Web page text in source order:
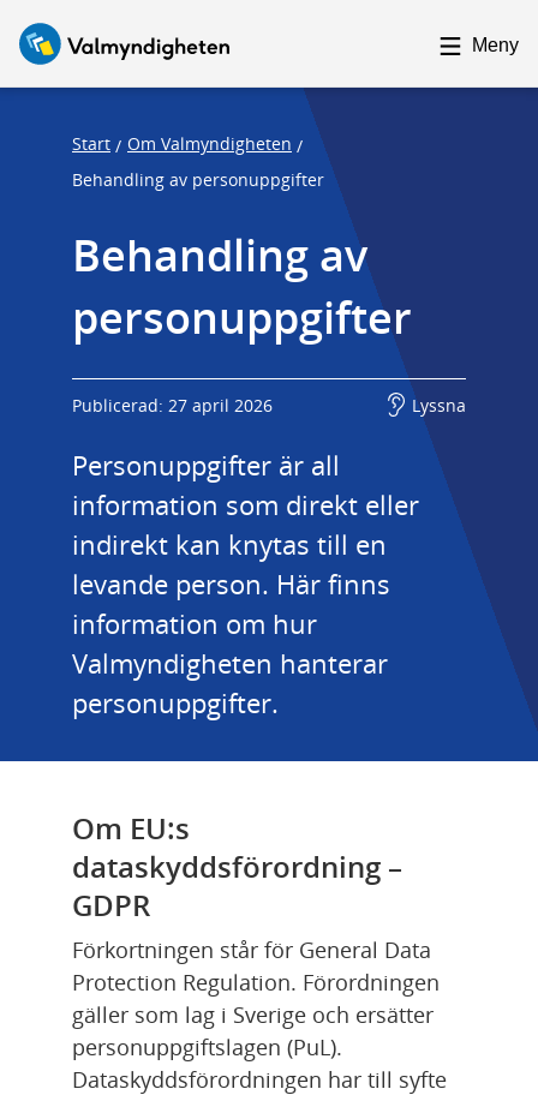
Meny
Start / Om Valmyndigheten /
Behandling av personuppgifter
Behandling av
personuppgifter
Publicerad: 27 april 2026 Lyssna
Personuppgifter är all
information som direkt eller
indirekt kan knytas till en
levande person. Här finns
information om hur
Valmyndigheten hanterar
personuppgifter.
Om EU:s
dataskyddsförordning –
GDPR
Förkortningen står för General Data
Protection Regulation. Förordningen
gäller som lag i Sverige och ersätter
personuppgiftslagen (PuL).
Dataskyddsförordningen har till syfte
c
c